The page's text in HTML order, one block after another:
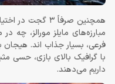
همچنین صرفاً 3
مبارزه‌های مایلز مورالز،
فرعی، بسیار جذاب اند. هیجان
با گرافیک بالای بازی، حسی
داریم می‌دهند.